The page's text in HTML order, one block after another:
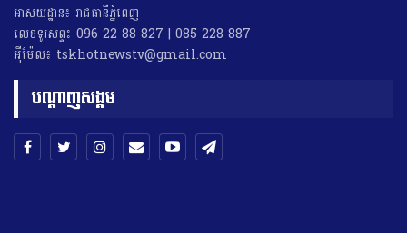
អាសយដ្ឋាន៖ រាជធានីភ្នំពេញ
លេខទូរសព្ទ៖ 096 22 88 827 | 085 228 887
អុីម៉ែល៖ tskhotnewstv@gmail.com
បណ្តាញសង្គម